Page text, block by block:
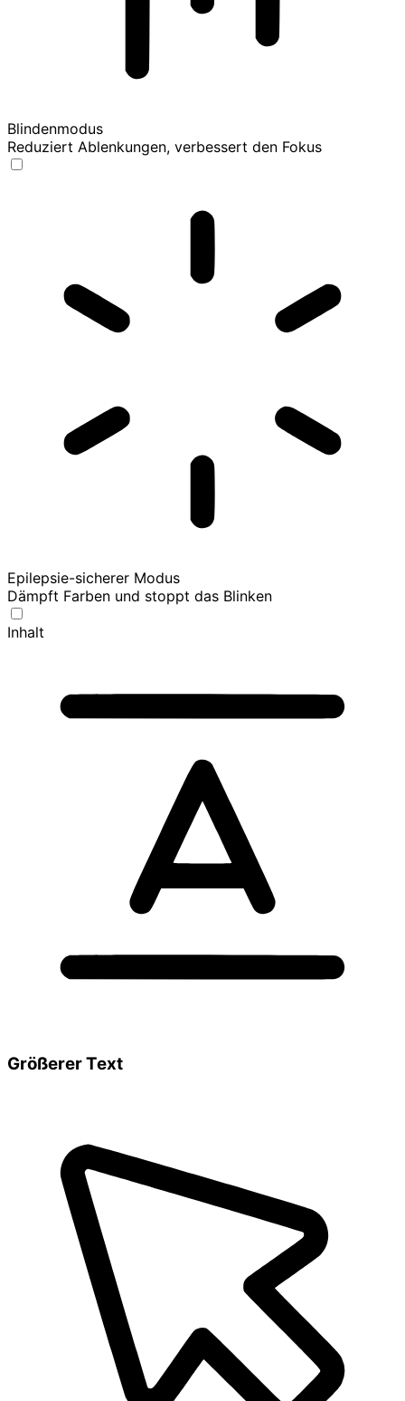
Blindenmodus
Reduziert Ablenkungen, verbessert den Fokus
Epilepsie-sicherer Modus
Dämpft Farben und stoppt das Blinken
Inhalt
Größerer Text